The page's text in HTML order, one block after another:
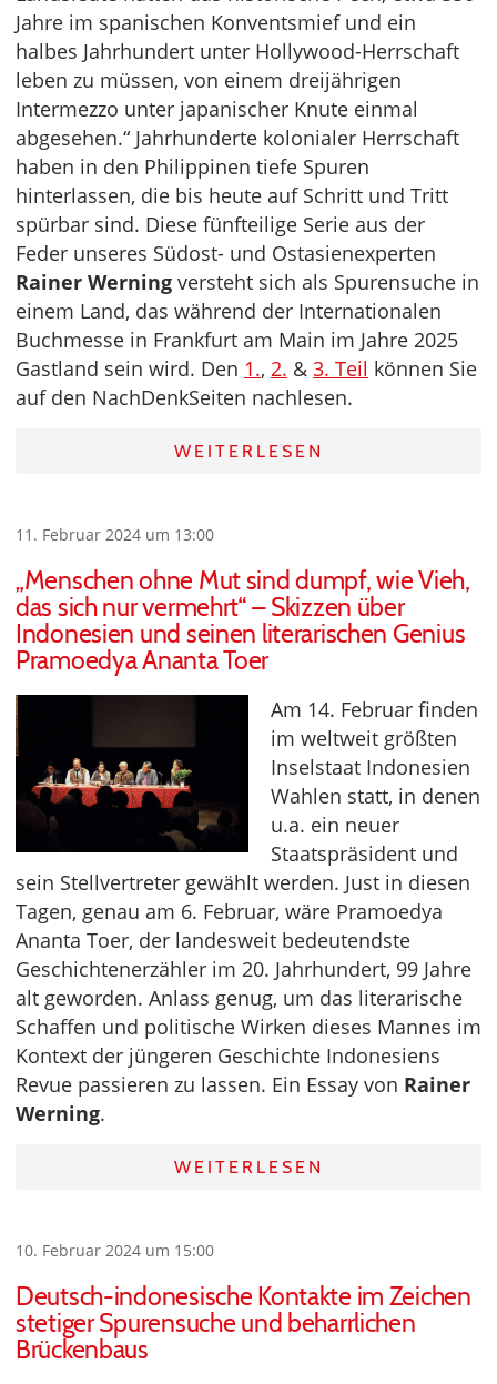
Jahre im spanischen Konventsmief und ein
halbes Jahrhundert unter Hollywood-Herrschaft
leben zu müssen, von einem dreijährigen
Intermezzo unter japanischer Knute einmal
abgesehen.“ Jahrhunderte kolonialer Herrschaft
haben in den Philippinen tiefe Spuren
hinterlassen, die bis heute auf Schritt und Tritt
spürbar sind. Diese fünfteilige Serie aus der
Feder unseres Südost- und Ostasienexperten
Rainer Werning versteht sich als Spurensuche in
einem Land, das während der Internationalen
Buchmesse in Frankfurt am Main im Jahre 2025
Gastland sein wird. Den 1., 2. & 3. Teil können Sie
auf den NachDenkSeiten nachlesen.
WEITERLESEN
11. Februar 2024 um 13:00
„Menschen ohne Mut sind dumpf, wie Vieh,
das sich nur vermehrt“ – Skizzen über
Indonesien und seinen literarischen Genius
Pramoedya Ananta Toer
Am 14. Februar finden
im weltweit größten
Inselstaat Indonesien
Wahlen statt, in denen
u.a. ein neuer
Staatspräsident und
sein Stellvertreter gewählt werden. Just in diesen
Tagen, genau am 6. Februar, wäre Pramoedya
Ananta Toer, der landesweit bedeutendste
Geschichtenerzähler im 20. Jahrhundert, 99 Jahre
alt geworden. Anlass genug, um das literarische
Schaffen und politische Wirken dieses Mannes im
Kontext der jüngeren Geschichte Indonesiens
Revue passieren zu lassen. Ein Essay von Rainer
Werning.
WEITERLESEN
10. Februar 2024 um 15:00
Deutsch-indonesische Kontakte im Zeichen
stetiger Spurensuche und beharrlichen
Brückenbaus